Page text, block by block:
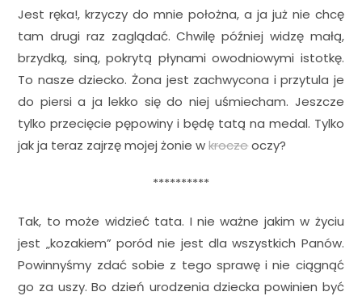
Jest ręka!, krzyczy do mnie położna, a ja już nie chcę
tam drugi raz zaglądać. Chwilę później widzę małą,
brzydką, siną, pokrytą płynami owodniowymi istotkę.
To nasze dziecko. Żona jest zachwycona i przytula je
do piersi a ja lekko się do niej uśmiecham. Jeszcze
tylko przecięcie pępowiny i będę tatą na medal. Tylko
jak ja teraz zajrzę mojej żonie wkroczeoczy?
**********
Tak, to może widzieć tata. I nie ważne jakim w życiu
jest „kozakiem” poród nie jest dla wszystkich Panów.
Powinnyśmy zdać sobie z tego sprawę i nie ciągnąć
go za uszy. Bo dzień urodzenia dziecka powinien być